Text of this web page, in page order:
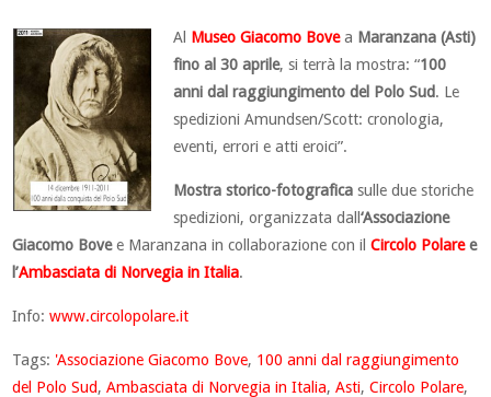
Al Museo Giacomo Bovea Maranzana (Asti)
fino al 30 aprile, si terrà la mostra: “100
anni dal raggiungimento del Polo Sud. Le
spedizioni Amundsen/Scott: cronologia,
eventi, errori e atti eroici”.
Mostra storico-fotografica sulle due storiche
spedizioni, organizzata dall‘Associazione
Giacomo Bovee Maranzana in collaborazione con ilCircolo Polaree
l’Ambasciata di Norvegia in Italia.
Info:www.circolopolare.it
Tags: 'Associazione Giacomo Bove, 100 anni dal raggiungimento
del Polo Sud,Ambasciata di Norvegia in Italia,Asti,Circolo Polare,